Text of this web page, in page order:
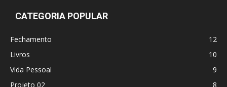
CATEGORIA POPULAR
Fechamento
12
Livros
10
Vida Pessoal
9
Projeto 02
8